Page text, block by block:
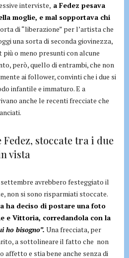
interviste, a Fedez pesava
moglie, e mal sopportava chi
di “liberazione” per l’artista che
una sorta di seconda giovinezza,
o meno presunti con alcune
però, quello di entrambi, che non
ai follower, convinti che i due si
infantile e immaturo. E a
anche le recenti frecciate che
stoccate tra i due
vista
avrebbero festeggiato il
non si sono risparmiati stoccate.
ha deciso di postare una foto
e Vittoria, corredandola con la
ho bisogno”. Una frecciata, per
a sottolineare il fatto che non
affetto e stia bene anche senza di